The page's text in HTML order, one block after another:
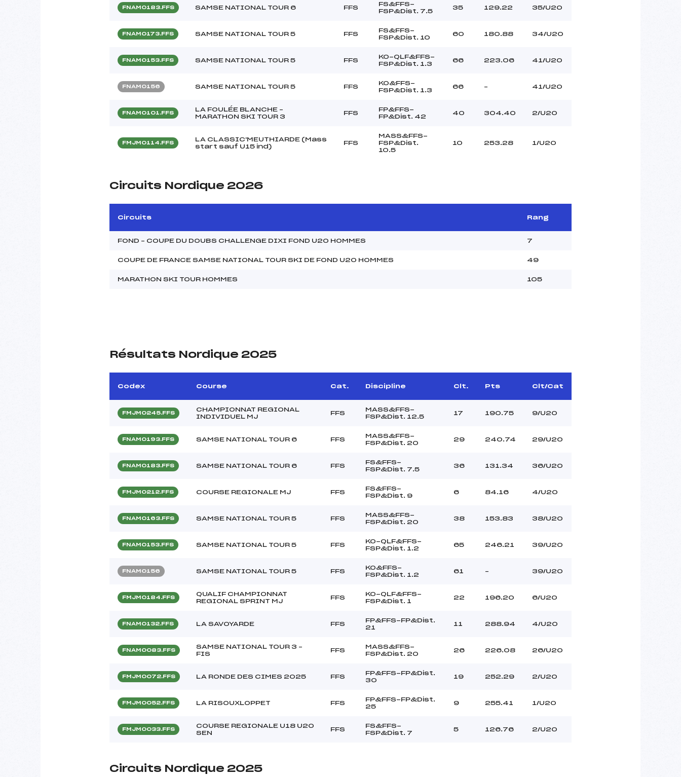
FNAM0183.FFS SAMSE NATIONAL TOUR 6 FFS
FS&FFS-
FSP&Dist. 7.5
35 129.22 35/U20
FNAM0173.FFS SAMSE NATIONAL TOUR 5 FFS
FS&FFS-
FSP&Dist. 10
60 180.88 34/U20
FNAM0153.FFS SAMSE NATIONAL TOUR 5 FFS
KO-QLF&FFS-
FSP&Dist. 1.3
66 223.06 41/U20
FNAM0156 SAMSE NATIONAL TOUR 5 FFS
KO&FFS-
FSP&Dist. 1.3
66 – 41/U20
FNAM0101.FFS
LA FOULÉE BLANCHE –
MARATHON SKI TOUR 3
FFS
FP&FFS-
FP&Dist. 42
40 304.40 2/U20
FMJM0114.FFS
LA CLASSIC'MEUTHIARDE (Mass
start sauf U15 ind)
FFS
MASS&FFS-
FSP&Dist.
10.5
10 253.28 1/U20
Circuits Nordique 2026
Circuits Rang
FOND – COUPE DU DOUBS CHALLENGE DIXI FOND U20 HOMMES 7
COUPE DE FRANCE SAMSE NATIONAL TOUR SKI DE FOND U20 HOMMES 49
MARATHON SKI TOUR HOMMES 105
Résultats Nordique 2025
Codex Course Cat. Discipline Clt. Pts Clt/Cat
FMJM0245.FFS
CHAMPIONNAT REGIONAL
INDIVIDUEL MJ
FFS
MASS&FFS-
FSP&Dist. 12.5
17 190.75 9/U20
FNAM0193.FFS SAMSE NATIONAL TOUR 6 FFS
MASS&FFS-
FSP&Dist. 20
29 240.74 29/U20
FNAM0183.FFS SAMSE NATIONAL TOUR 6 FFS
FS&FFS-
FSP&Dist. 7.5
36 131.34 36/U20
FMJM0212.FFS COURSE REGIONALE MJ FFS
FS&FFS-
FSP&Dist. 9
6 84.16 4/U20
FNAM0163.FFS SAMSE NATIONAL TOUR 5 FFS
MASS&FFS-
FSP&Dist. 20
38 153.83 38/U20
FNAM0153.FFS SAMSE NATIONAL TOUR 5 FFS
KO-QLF&FFS-
FSP&Dist. 1.2
65 246.21 39/U20
FNAM0156 SAMSE NATIONAL TOUR 5 FFS
KO&FFS-
FSP&Dist. 1.2
61 – 39/U20
FMJM0184.FFS
QUALIF CHAMPIONNAT
REGIONAL SPRINT MJ
FFS
KO-QLF&FFS-
FSP&Dist. 1
22 196.20 6/U20
FNAM0132.FFS LA SAVOYARDE FFS
FP&FFS-FP&Dist.
21
11 288.94 4/U20
FNAM0083.FFS
SAMSE NATIONAL TOUR 3 –
FIS
FFS
MASS&FFS-
FSP&Dist. 20
26 226.08 26/U20
FMJM0072.FFS LA RONDE DES CIMES 2025 FFS
FP&FFS-FP&Dist.
30
19 252.29 2/U20
FMJM0052.FFS LA RISOUXLOPPET FFS
FP&FFS-FP&Dist.
25
9 255.41 1/U20
FMJM0033.FFS
COURSE REGIONALE U18 U20
SEN
FFS
FS&FFS-
FSP&Dist. 7
5 126.76 2/U20
Circuits Nordique 2025